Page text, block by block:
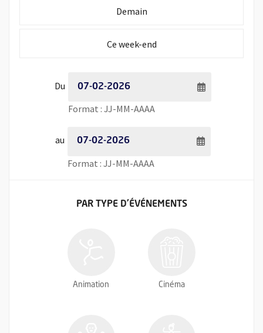
Initialiser la période de recherche à
Demain
Initialiser la période de recherche à
Ce week-end
Du Période de recherche - Date de début
Format : JJ-MM-AAAASaisie de date au format
au Période de recherche - Date de fin
Format : JJ-MM-AAAA
FILTRER LES ÉVÉNEMENTS
PAR TYPED'ÉVÉNEMENTS
Animation Cinéma